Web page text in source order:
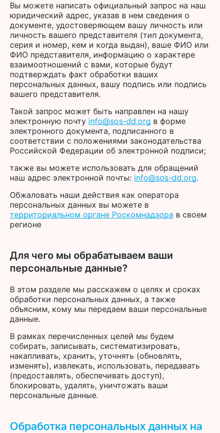
Вы можете написать официальный запрос на наш
юридический адрес, указав в нем сведения о
документе, удостоверяющем вашу личность или
личность вашего представителя (тип документа,
серия и номер, кем и когда выдан), ваше ФИО или
ФИО представителя, информацию о характере
взаимоотношений с вами, которые будут
подтверждать факт обработки ваших
персональных данных, вашу подпись или подпись
вашего представителя.
Такой запрос может быть направлен на нашу
электронную почту info@sos-dd.org в форме
электронного документа, подписанного в
соответствии с положениями законодательства
Российской Федерации об электронной подписи;
также вы можете использовать для обращений
наш адрес электронной почты: info@sos-dd.org.
Обжаловать наши действия как оператора
персональных данных вы можете в
территориальном органе Роскомнадзора в своем
регионе
Для чего мы обрабатываем ваши
персональные данные?
В этом разделе мы расскажем о целях и сроках
обработки персональных данных, а также
объясним, кому мы передаем ваши персональные
данные.
В рамках перечисленных целей мы будем
собирать, записывать, систематизировать,
накапливать, хранить, уточнять (обновлять,
изменять), извлекать, использовать, передавать
(предоставлять, обеспечивать доступ),
блокировать, удалять, уничтожать ваши
персональные данные.
Обработка персональных данных на